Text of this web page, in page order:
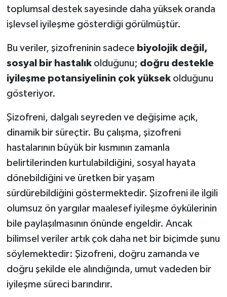
toplumsal destek sayesinde daha yüksek oranda
işlevsel iyileşme gösterdiği görülmüştür.
Bu veriler, şizofreninin sadece biyolojik değil,
sosyal bir hastalıkolduğunu; doğru destekle
iyileşme potansiyelinin çok yüksekolduğunu
gösteriyor.
Şizofreni, dalgalı seyreden ve değişime açık,
dinamik bir süreçtir. Bu çalışma, şizofreni
hastalarının büyük bir kısmının zamanla
belirtilerinden kurtulabildiğini, sosyal hayata
dönebildiğini ve üretken bir yaşam
sürdürebildiğini göstermektedir. Şizofreni ile ilgili
olumsuz ön yargılar maalesef iyileşme öykülerinin
bile paylaşılmasının önünde engeldir. Ancak
bilimsel veriler artık çok daha net bir biçimde şunu
söylemektedir: Şizofreni, doğru zamanda ve
doğru şekilde ele alındığında, umut vadeden bir
iyileşme süreci barındırır.